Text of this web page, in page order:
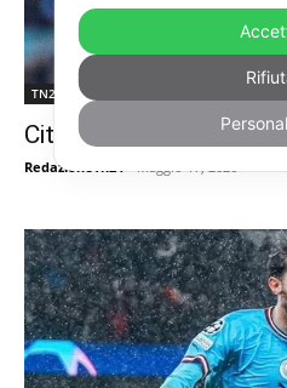
TN24TV SPORT
City-Chelsea 1-0,
RedazioneTn24